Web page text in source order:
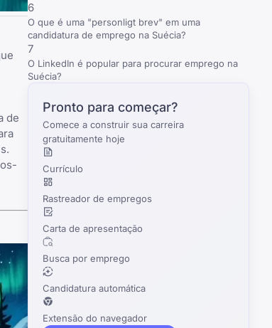
de
6
O que é uma "personligt brev" em uma
candidatura de emprego na Suécia?
7
O LinkedIn é popular para procurar emprego na
Suécia?
Pronto para começar?
Comece a construir sua carreira
gratuitamente hoje
Currículo
Rastreador de empregos
Carta de apresentação
Busca por emprego
Candidatura automática
Extensão do navegador